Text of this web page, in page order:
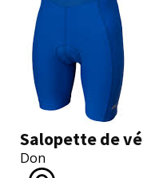
Salopette de
Don